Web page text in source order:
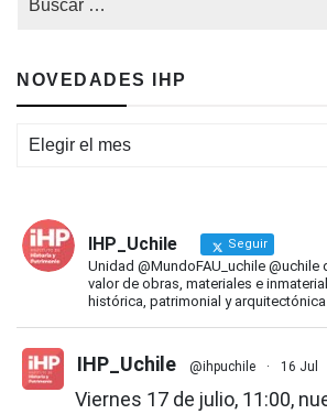
NOVEDADES IHP
Novedades
IHP_Uchile Seguir
Unidad @MundoFAU_uchile
valor de obras, materiales e
histórica, patrimonial y arquitectónica
IHP_Uchile @ihpuchile · 16 Jul
Viernes 17 de julio, 11:00,